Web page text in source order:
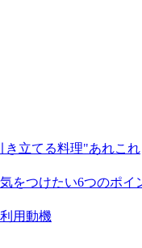
き立てる料理"あれこれ
をつけたい6つのポイ
用動機